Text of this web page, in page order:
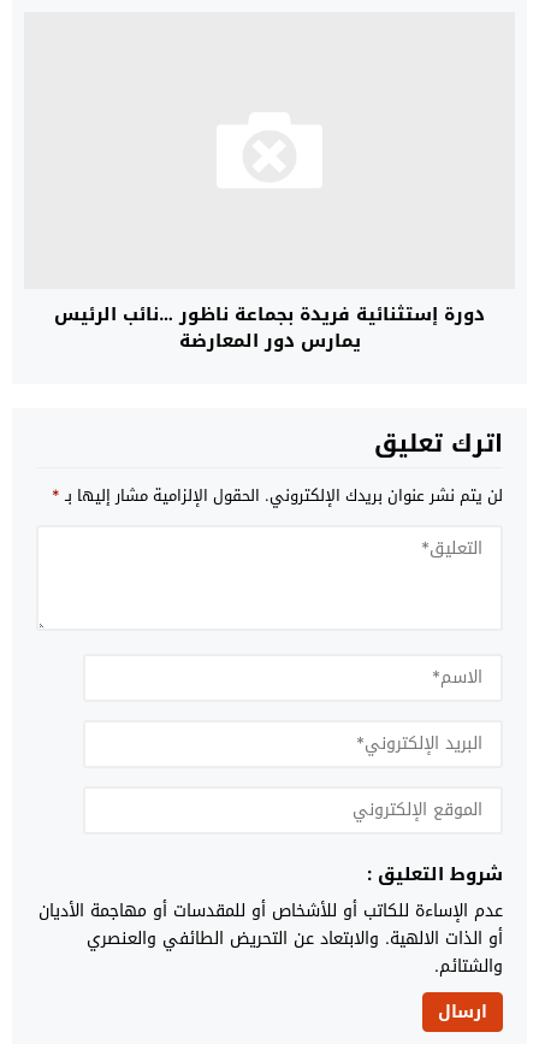
دورة إستثنائية فريدة بجماعة ناظور …نائب الرئيس
يمارس دور المعارضة
اترك تعليق
لن يتم نشر عنوان بريدك الإلكتروني. الحقول الإلزامية مشار إليها بـ*
شروط التعليق :
عدم الإساءة للكاتب أو للأشخاص أو للمقدسات أو مهاجمة الأديان
أو الذات الالهية. والابتعاد عن التحريض الطائفي والعنصري
والشتائم.